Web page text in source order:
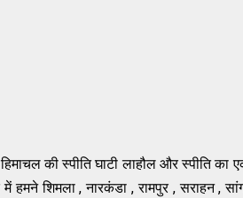
की ​स्पीति घाटी लाहौल और स्पीति
हमने शिमला , नारकंडा , रामपुर , सराहन ,